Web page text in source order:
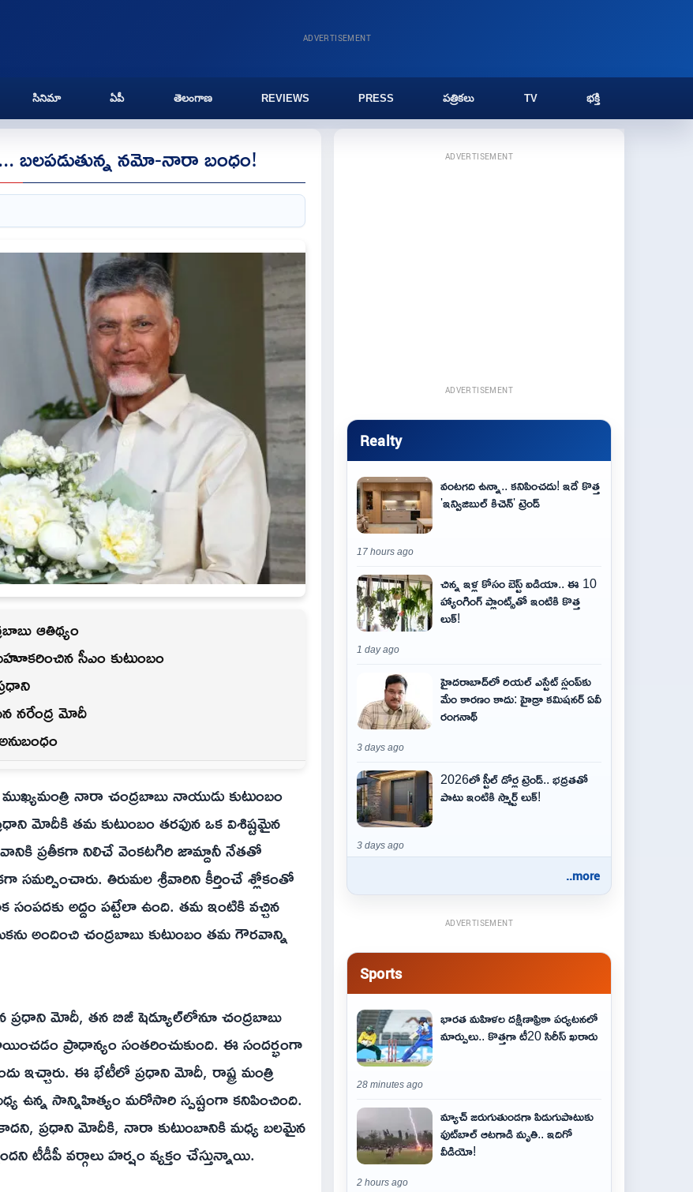
ADVERTISEMENT
సినిమా ఏపీ తెలంగాణ REVIEWS PRESS పత్రికలు TV భక్తి
బలపడుతున్న నమో-నారా బంధం!
ఆతిథ్యం
సీఎం కుటుంబం
నరేంద్ర మోదీ
నారా చంద్రబాబు నాయుడు కుటుంబం
మోదీకి తమ కుటుంబం తరఫున ఒక విశిష్టమైన
ప్రతీకగా నిలిచే వెంకటగిరి జామ్దానీ నేతతో
సమర్పించారు. తిరుమల శ్రీవారిని కీర్తించే శ్లోకంతో
సంపదకు అద్దం పట్టేలా ఉంది. తమ ఇంటికి వచ్చిన
అందించి చంద్రబాబు కుటుంబం తమ గౌరవాన్ని
మోదీ, తన బిజీ షెడ్యూల్‌లోనూ చంద్రబాబు
ప్రాధాన్యం సంతరించుకుంది. ఈ సందర్భంగా
ఇచ్చారు. ఈ భేటీలో ప్రధాని మోదీ, రాష్ట్ర మంత్రి
సాన్నిహిత్యం మరోసారి స్పష్టంగా కనిపించింది.
ప్రధాని మోదీకి, నారా కుటుంబానికి మధ్య బలమైన
టీడీపీ వర్గాలు హర్షం వ్యక్తం చేస్తున్నాయి.
ADVERTISEMENT
ADVERTISEMENT
Realty
వంటగది ఉన్నా.. కనిపించదు! ఇదే కొత్త
'ఇన్విజిబుల్ కిచెన్' ట్రెండ్
17 hours ago
చిన్న ఇళ్ల కోసం బెస్ట్ ఐడియా.. ఈ 10
హ్యాంగింగ్ ప్లాంట్స్‌తో ఇంటికి కొత్త
లుక్!
1 day ago
హైదరాబాద్‌లో రియల్ ఎస్టేట్ స్లంప్‌కు
మేం కారణం కాదు: హైడ్రా కమిషనర్ ఏవీ
రంగనాథ్
3 days ago
2026లో స్టీల్ డోర్ల ట్రెండ్.. భద్రతతో
పాటు ఇంటికి స్మార్ట్ లుక్!
3 days ago
..more
ADVERTISEMENT
Sports
భారత మహిళల దక్షిణాఫ్రికా పర్యటనలో
మార్పులు.. కొత్తగా టీ20 సిరీస్ ఖరారు
28 minutes ago
మ్యాచ్ జరుగుతుండగా పిడుగుపాటుకు
ఫుట్‌బాల్ ఆటగాడి మృతి.. ఇదిగో
వీడియో!
2 hours ago